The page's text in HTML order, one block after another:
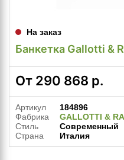
На заказ
Банкетка Gallotti &
От 290 868 р.
Артикул
184896
Фабрика
GALLOTTI &
Стиль
Современный
Страна
Италия